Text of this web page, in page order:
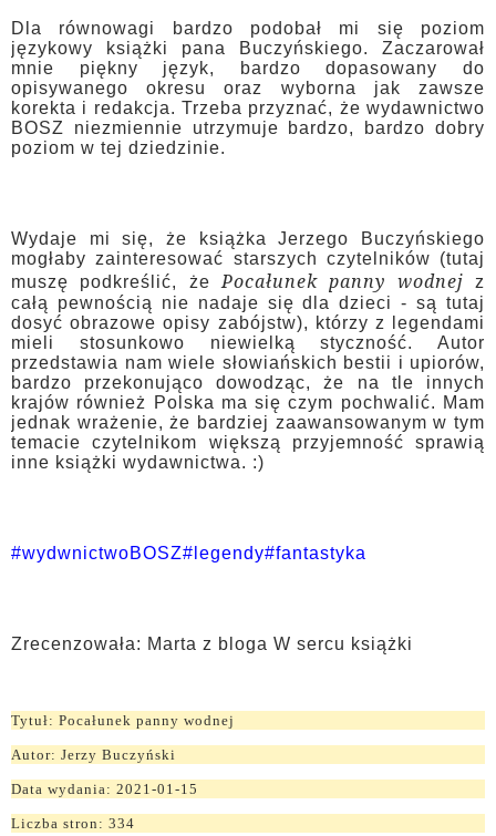
Dla równowagi bardzo podobał mi się poziom
językowy książki pana Buczyńskiego. Zaczarował
mnie piękny język, bardzo dopasowany do
opisywanego okresu oraz wyborna jak zawsze
korekta i redakcja. Trzeba przyznać, że wydawnictwo
BOSZ niezmiennie utrzymuje bardzo, bardzo dobry
poziom w tej dziedzinie.
Wydaje mi się, że książka Jerzego Buczyńskiego
mogłaby zainteresować starszych czytelników (tutaj
muszę podkreślić, że Pocałunek panny wodnej z
całą pewnością nie nadaje się dla dzieci - są tutaj
dosyć obrazowe opisy zabójstw), którzy z legendami
mieli stosunkowo niewielką styczność. Autor
przedstawia nam wiele słowiańskich bestii i upiorów,
bardzo przekonująco dowodząc, że na tle innych
krajów również Polska ma się czym pochwalić. Mam
jednak wrażenie, że bardziej zaawansowanym w tym
temacie czytelnikom większą przyjemność sprawią
inne książki wydawnictwa. :)
#wydwnictwoBOSZ#legendy#fantastyka
Zrecenzowała: Marta z bloga W sercu książki
Tytuł: Pocałunek panny wodnej
Autor: Jerzy Buczyński
Data wydania: 2021-01-15
Liczba stron: 334